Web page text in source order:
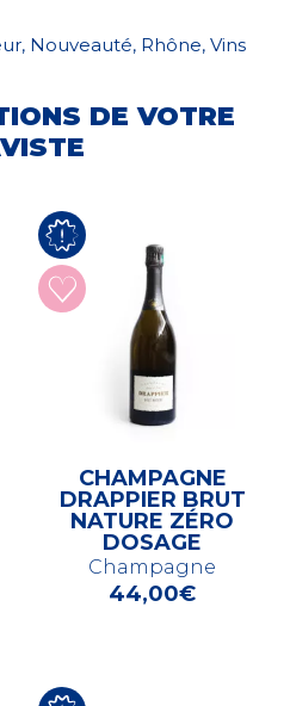
, Nouveauté, Rhône, Vins
DE VOTRE
CHAMPAGNE
DRAPPIER BRUT
NATURE ZÉRO
DOSAGE
Champagne
44,00€